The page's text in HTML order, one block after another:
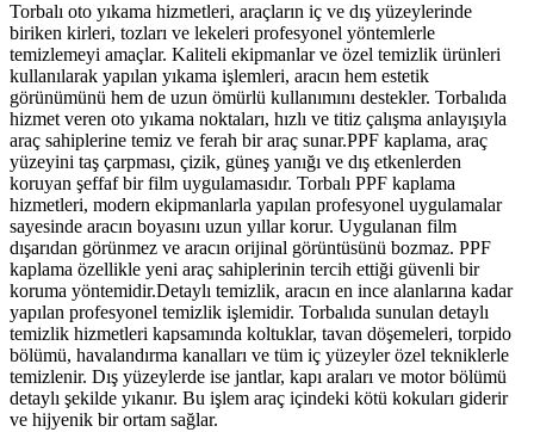
Torbalı oto yıkama hizmetleri, araçların iç ve dış yüzeylerinde
biriken kirleri, tozları ve lekeleri profesyonel yöntemlerle
temizlemeyi amaçlar. Kaliteli ekipmanlar ve özel temizlik ürünleri
kullanılarak yapılan yıkama işlemleri, aracın hem estetik
görünümünü hem de uzun ömürlü kullanımını destekler. Torbalıda
hizmet veren oto yıkama noktaları, hızlı ve titiz çalışma anlayışıyla
araç sahiplerine temiz ve ferah bir araç sunar.PPF kaplama, araç
yüzeyini taş çarpması, çizik, güneş yanığı ve dış etkenlerden
koruyan şeffaf bir film uygulamasıdır. Torbalı PPF kaplama
hizmetleri, modern ekipmanlarla yapılan profesyonel uygulamalar
sayesinde aracın boyasını uzun yıllar korur. Uygulanan film
dışarıdan görünmez ve aracın orijinal görüntüsünü bozmaz. PPF
kaplama özellikle yeni araç sahiplerinin tercih ettiği güvenli bir
koruma yöntemidir.Detaylı temizlik, aracın en ince alanlarına kadar
yapılan profesyonel temizlik işlemidir. Torbalıda sunulan detaylı
temizlik hizmetleri kapsamında koltuklar, tavan döşemeleri, torpido
bölümü, havalandırma kanalları ve tüm iç yüzeyler özel tekniklerle
temizlenir. Dış yüzeylerde ise jantlar, kapı araları ve motor bölümü
detaylı şekilde yıkanır. Bu işlem araç içindeki kötü kokuları giderir
ve hijyenik bir ortam sağlar.